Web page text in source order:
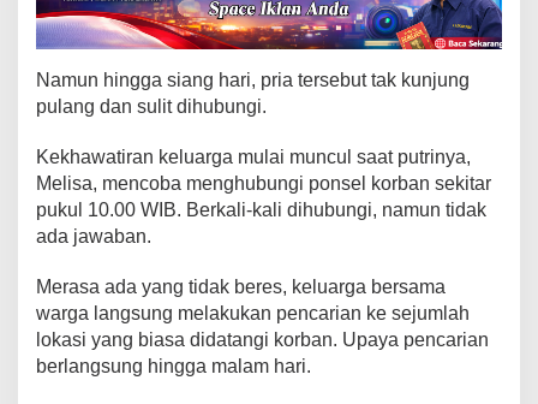
e
l
t
a
D
i
t
u
k
n
T
Namun hingga siang hari, pria tersebut tak kunjung
pulang dan sulit dihubungi.
Kekhawatiran keluarga mulai muncul saat putrinya,
Melisa, mencoba menghubungi ponsel korban sekitar
pukul 10.00 WIB. Berkali-kali dihubungi, namun tidak
ada jawaban.
Merasa ada yang tidak beres, keluarga bersama
warga langsung melakukan pencarian ke sejumlah
lokasi yang biasa didatangi korban. Upaya pencarian
berlangsung hingga malam hari.